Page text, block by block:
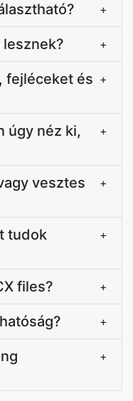
+
+
fejléceket és +
úgy néz ki,
+
vesztes
+
tudok
+
files? +
+
+